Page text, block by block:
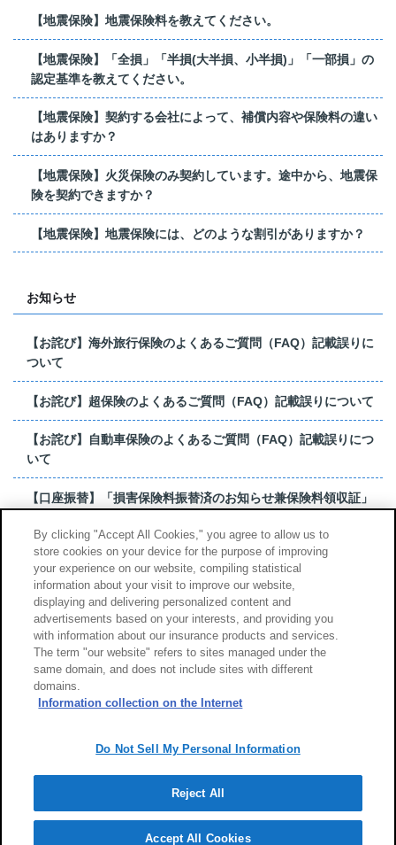
【地震保険】地震保険料を教えてください。
【地震保険】「全損」「半損(大半損、小半損)」「一部損」の
認定基準を教えてください。
【地震保険】契約する会社によって、補償内容や保険料の違い
はありますか？
【地震保険】火災保険のみ契約しています。途中から、地震保
険を契約できますか？
【地震保険】地震保険には、どのような割引がありますか？
お知らせ
【お詫び】海外旅行保険のよくあるご質問（FAQ）記載誤りに
ついて
【お詫び】超保険のよくあるご質問（FAQ）記載誤りについて
【お詫び】自動車保険のよくあるご質問（FAQ）記載誤りにつ
いて
【口座振替】「損害保険料振替済のお知らせ兼保険料領収証」
【お詫び】超保険のよくあるご質問（FAQ）記載誤りについて
もっと見る
サイトのご利用について
勧誘方針
Copyright (c) Tokio Marine & Nichido Fire Insurance Co., Ltd.
By clicking "Accept All Cookies," you agree to allow us to
store cookies on your device for the purpose of improving
your experience on our website, compiling statistical
information about your visit to improve our website,
displaying and delivering personalized content and
advertisements based on your interests, and providing you
with information about our insurance products and services.
The term "our website" refers to sites managed under the
same domain, and does not include sites with different
domains.
Information collection on the Internet
Do Not Sell My Personal Information
Reject All
Accept All Cookies